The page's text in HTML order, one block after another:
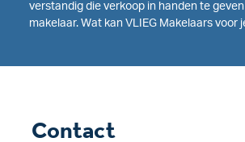
verstandig die verkoop in handen te
makelaar. Wat kan VLIEG Makelaars voor
Contact